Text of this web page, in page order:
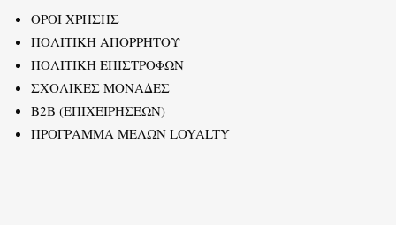
ΟΡΟΙ ΧΡΗΣΗΣ
ΠΟΛΙΤΙΚΗ ΑΠΟΡΡΗΤΟΥ
ΠΟΛΙΤΙΚΗ ΕΠΙΣΤΡΟΦΩΝ
ΣΧΟΛΙΚΕΣ ΜΟΝΑΔΕΣ
B2B (ΕΠΙΧΕΙΡΗΣΕΩΝ)
ΠΡΟΓΡΑΜΜΑ ΜΕΛΩΝ LOYALTY